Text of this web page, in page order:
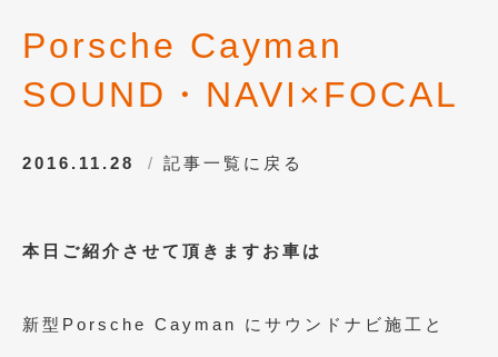
2018年12月 (3)
2018年11月 (3)
2018年10月 (4)
2018年6月(7)
Porsche Cayman
SOUND・NAVI×FOCAL
2016.11.28 記事一覧に戻る
本日ご紹介させて頂きますお車は
新型Porsche Cayman にサウンドナビ施工と